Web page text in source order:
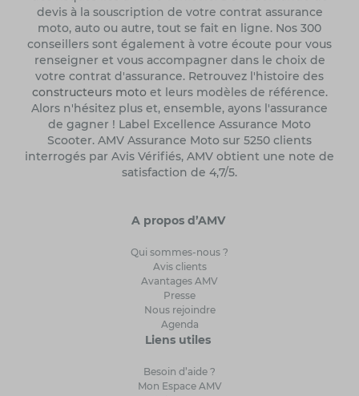
devis à la souscription de votre contrat assurance
moto, auto ou autre, tout se fait en ligne. Nos 300
conseillers sont également à votre écoute pour vous
renseigner et vous accompagner dans le choix de
votre contrat d'assurance. Retrouvez l'histoire des
constructeurs motoet leurs modèles de référence.
Alors n'hésitez plus et, ensemble, ayons l'assurance
de gagner ! Label Excellence Assurance Moto
Scooter. AMV Assurance Moto sur 5250 clients
interrogés par Avis Vérifiés, AMV obtient une note de
satisfaction de 4,7/5.
A propos d’AMV
Qui sommes-nous ?
Avis clients
Avantages AMV
Presse
Nous rejoindre
Agenda
Liens utiles
Besoin d’aide ?
Mon Espace AMV